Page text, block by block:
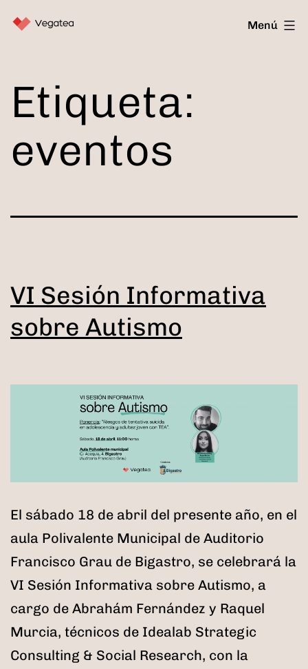
Vegatea Menú
Etiqueta:
eventos
VI Sesión Informativa
sobre Autismo
El sábado 18 de abril del presente año, en el
aula Polivalente Municipal de Auditorio
Francisco Grau de Bigastro, se celebrará la
VI Sesión Informativa sobre Autismo, a
cargo de Abrahám Fernández y Raquel
Murcia, técnicos de Idealab Strategic
Consulting & Social Research, con la